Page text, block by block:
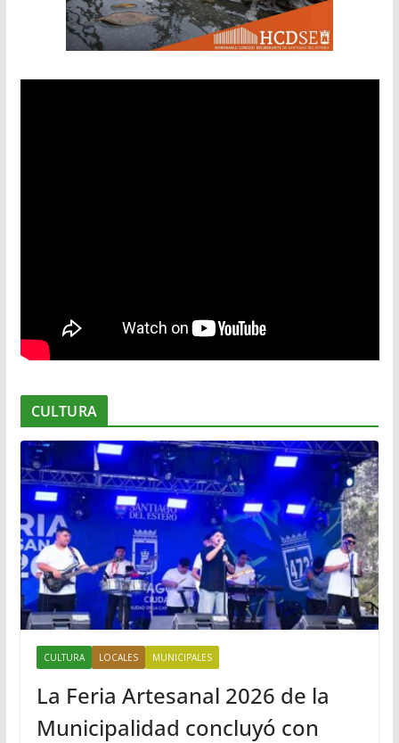
CULTURA
CULTURA LOCALES MUNICIPALES
La Feria Artesanal 2026 de la
Municipalidad concluyó con